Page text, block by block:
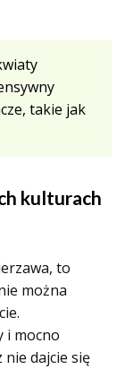
takie jak
kulturach
to
można
i mocno
nie dajcie się